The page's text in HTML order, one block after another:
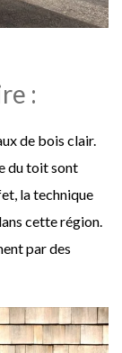
:
de bois clair.
du toit sont
la technique
cette région.
par des